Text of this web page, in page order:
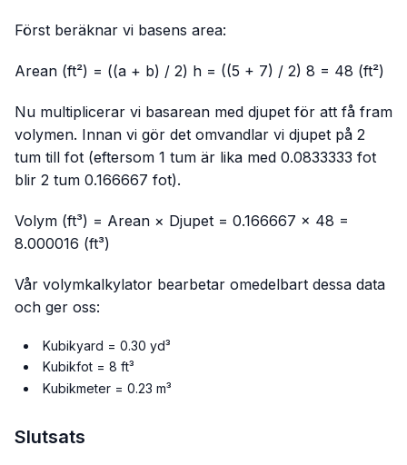
Först beräknar vi basens area:
Arean (ft²) = ((a + b) / 2) h = ((5 + 7) / 2) 8 = 48 (ft²)
Nu multiplicerar vi basarean med djupet för att få fram
volymen. Innan vi gör det omvandlar vi djupet på 2
tum till fot (eftersom 1 tum är lika med 0.0833333 fot
blir 2 tum 0.166667 fot).
Volym (ft³) = Arean × Djupet = 0.166667 × 48 =
8.000016 (ft³)
Vår volymkalkylator bearbetar omedelbart dessa data
och ger oss:
Kubikyard = 0.30 yd³
Kubikfot = 8 ft³
Kubikmeter = 0.23 m³
Slutsats